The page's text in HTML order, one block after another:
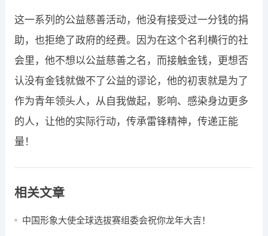
这一系列的公益慈善活动，他没有接受过一分钱的捐
助，也拒绝了政府的经费。因为在这个名利横行的社
会里，他不想以公益慈善之名，而接触金钱，更想否
认没有金钱就做不了公益的谬论，他的初衷就是为了
作为青年领头人，从自我做起，影响、感染身边更多
的人，让他的实际行动，传承雷锋精神，传递正能
量！
相关文章
中国形象大使全球选拔赛组委会祝你龙年大吉​！